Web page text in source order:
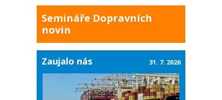
Semináře Dopravních
novin
Zaujalo nás 31. 7. 2026